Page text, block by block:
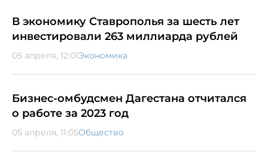
В экономику Ставрополья за шесть лет
инвестировали 263 миллиарда рублей
05 апреля, 12:01Экономика
Бизнес-омбудсмен Дагестана отчитался
о работе за 2023 год
05 апреля, 11:05Общество